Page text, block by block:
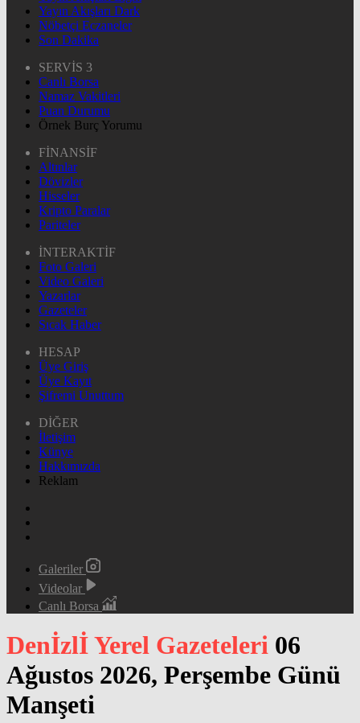
Yayın Akışları Dark
Nöbetçi Eczaneler
Son Dakika
SERVİS 3
Canlı Borsa
Namaz Vakitleri
Puan Durumu
Örnek Burç Yorumu
FİNANSİF
Altınlar
Dövizler
Hisseler
Kripto Paralar
Pariteler
İNTERAKTİF
Foto Galeri
Video Galeri
Yazarlar
Gazeteler
Sıcak Haber
HESAP
Üye Giriş
Üye Kayıt
Şifremi Unuttum
DİĞER
İletişim
Künye
Hakkımızda
Reklam
Galeriler
Videolar
Canlı Borsa
Denİzlİ Yerel Gazeteleri 06
Ağustos 2026, Perşembe Günü
Manşeti